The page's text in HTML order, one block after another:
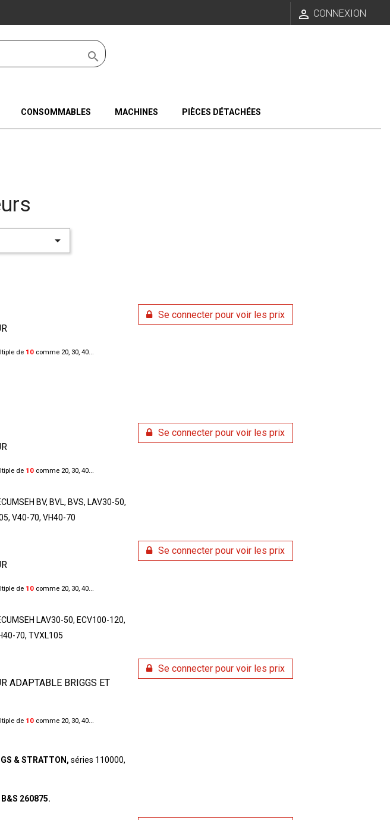
 CONNEXION

CONSOMMABLES MACHINES PIÈCES DÉTACHÉES

de 10comme 20, 30, 40...
Se connecter pour voir les prix
de 10comme 20, 30, 40...
BV, BVL, BVS, LAV30-50,
V40-70, VH40-70
Se connecter pour voir les prix
de 10comme 20, 30, 40...
LAV30-50, ECV100-120,
70, TVXL105
Se connecter pour voir les prix
ADAPTABLE BRIGGS ET
de 10comme 20, 30, 40...
& STRATTON, séries 110000,
B&S 260875.
Se connecter pour voir les prix